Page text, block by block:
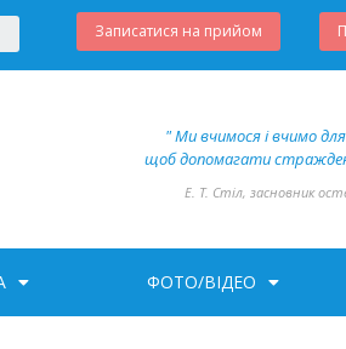
Записатися на прийом
" Ми вчимося і вчимо
щоб допомагати
Е. Т. Стіл, засновник
ФОТО/ВІДЕО